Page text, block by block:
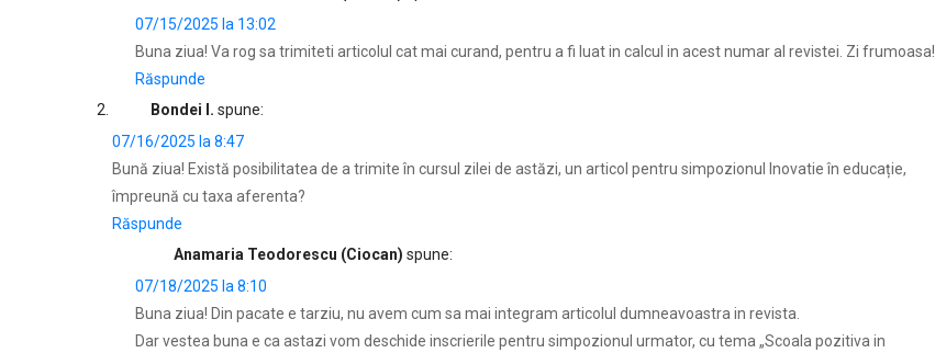
07/15/2025 la 13:02
Buna ziua! Va rog sa trimiteti articolul cat mai curand, pentru a fi luat in calcul in acest numar al revistei. Zi frumoasa!
Răspunde
Bondei I. spune:
07/16/2025 la 8:47
Bună ziua! Există posibilitatea de a trimite în cursul zilei de astăzi, un articol pentru simpozionul Inovatie în educație,
împreună cu taxa aferenta?
Răspunde
Anamaria Teodorescu (Ciocan) spune:
07/18/2025 la 8:10
Buna ziua! Din pacate e tarziu, nu avem cum sa mai integram articolul dumneavoastra in revista.
Dar vestea buna e ca astazi vom deschide inscrierile pentru simpozionul urmator, cu tema „Scoala pozitiva in